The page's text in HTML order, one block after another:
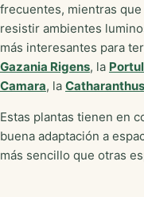
frecuentes, mientras
resistir ambientes
más interesantes para
Gazania Rigens, la
Camara, la
Estas plantas tienen en
buena adaptación a
más sencillo que otras